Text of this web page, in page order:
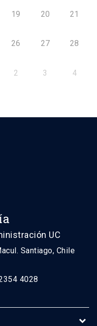
19 20 21
26 27 28
2 3 4
UC
Santiago, Chile
4028